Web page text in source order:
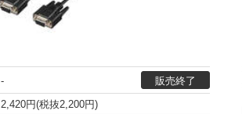
-
2,420円(税抜2,200円)